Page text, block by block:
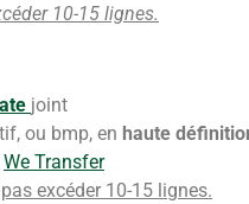
10-15 lignes.
joint
ou bmp, en haute
We Transfer
excéder 10-15 lignes.